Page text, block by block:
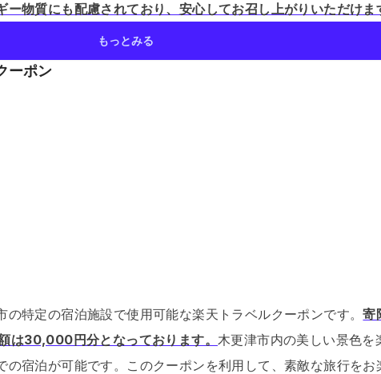
ー物質にも配慮されており、安心してお召し上がりいただけま
もっとみる
ーポン
の特定の宿泊施設で使用可能な楽天トラベルクーポンです。寄
は30,000円分となっております。 木更津市内の美しい景色を
宿泊が可能です。 このクーポンを利用して、素敵な旅行をお